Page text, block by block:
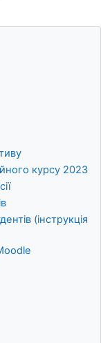
курсу 2023
(інструкція